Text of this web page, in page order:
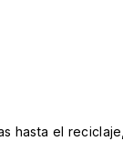
hasta el